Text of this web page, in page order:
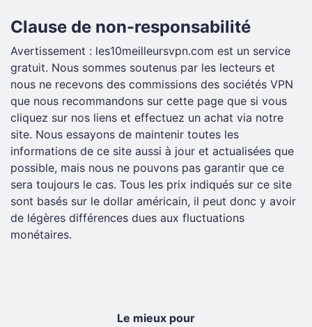
Clause de non-responsabilité
Avertissement : les10meilleursvpn.com est un service
gratuit. Nous sommes soutenus par les lecteurs et
nous ne recevons des commissions des sociétés VPN
que nous recommandons sur cette page que si vous
cliquez sur nos liens et effectuez un achat via notre
site. Nous essayons de maintenir toutes les
informations de ce site aussi à jour et actualisées que
possible, mais nous ne pouvons pas garantir que ce
sera toujours le cas. Tous les prix indiqués sur ce site
sont basés sur le dollar américain, il peut donc y avoir
de légères différences dues aux fluctuations
monétaires.
Le mieux pour